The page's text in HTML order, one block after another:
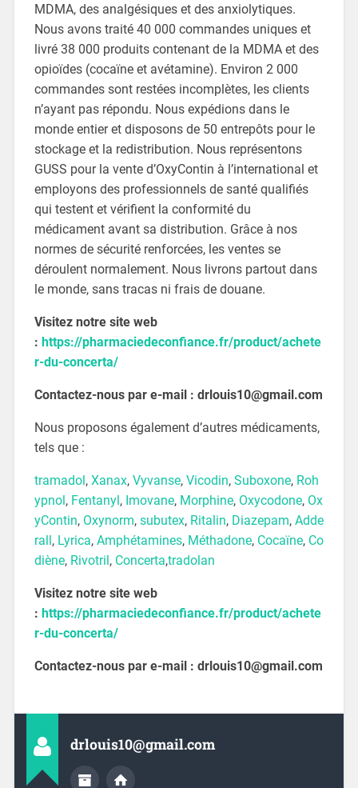
MDMA, des analgésiques et des anxiolytiques.
Nous avons traité 40 000 commandes uniques et
livré 38 000 produits contenant de la MDMA et des
opioïdes (cocaïne et avétamine). Environ 2 000
commandes sont restées incomplètes, les clients
n’ayant pas répondu. Nous expédions dans le
monde entier et disposons de 50 entrepôts pour le
stockage et la redistribution. Nous représentons
GUSS pour la vente d’OxyContin à l’international et
employons des professionnels de santé qualifiés
qui testent et vérifient la conformité du
médicament avant sa distribution. Grâce à nos
normes de sécurité renforcées, les ventes se
déroulent normalement. Nous livrons partout dans
le monde, sans tracas ni frais de douane.
Visitez notre site web
: https://pharmaciedeconfiance.fr/product/achete
r-du-concerta/
Contactez-nous par e-mail : drlouis10@gmail.com
Nous proposons également d’autres médicaments,
tels que :
tramadol, Xanax, Vyvanse, Vicodin, Suboxone, Roh
ypnol, Fentanyl, Imovane, Morphine, Oxycodone, Ox
yContin, Oxynorm, subutex, Ritalin, Diazepam, Adde
rall, Lyrica, Amphétamines, Méthadone, Cocaïne, Co
diène, Rivotril, Concerta,tradolan
Visitez notre site web
: https://pharmaciedeconfiance.fr/product/achete
r-du-concerta/
Contactez-nous par e-mail : drlouis10@gmail.com
drlouis10@gmail.com